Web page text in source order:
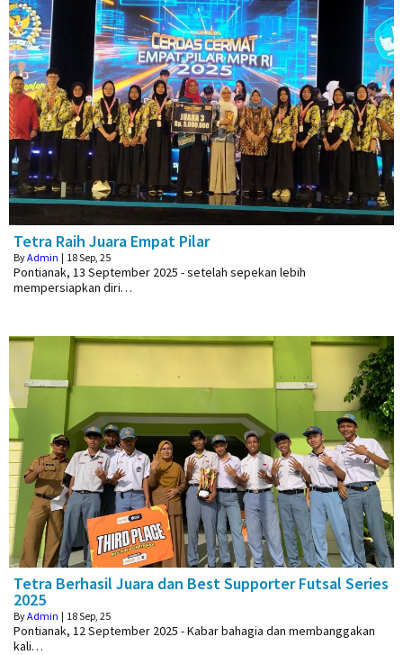
Tetra Raih Juara Empat Pilar
ByAdmin | 18Sep, 25
Pontianak, 13 September 2025 - setelah sepekan lebih
mempersiapkan diri…
Tetra Berhasil Juara dan Best Supporter Futsal Series
2025
ByAdmin | 18Sep, 25
Pontianak, 12 September 2025 - Kabar bahagia dan membanggakan
kali…